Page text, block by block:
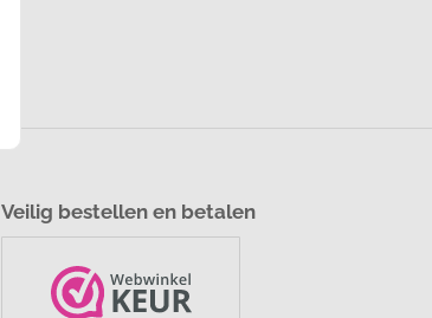
Veilig bestellen en betalen